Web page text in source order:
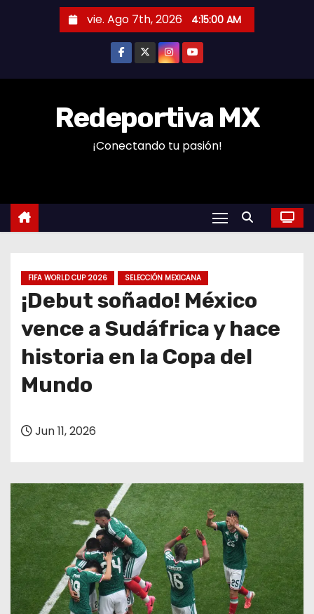
n
vie. Ago 7th, 2026 4:15:00 AM
Redeportiva MX
¡Conectando tu pasión!
FIFA WORLD CUP 2026 SELECCIÓN MEXICANA
¡Debut soñado! México
vence a Sudáfrica y hace
historia en la Copa del
Mundo
Jun 11, 2026